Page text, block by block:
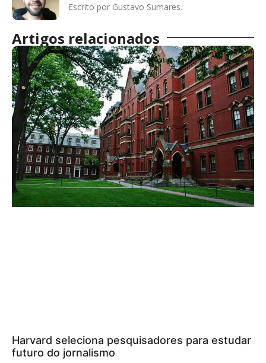
Escrito por Gustavo Sumares.
Artigos relacionados
Harvard seleciona pesquisadores para estudar
futuro do jornalismo